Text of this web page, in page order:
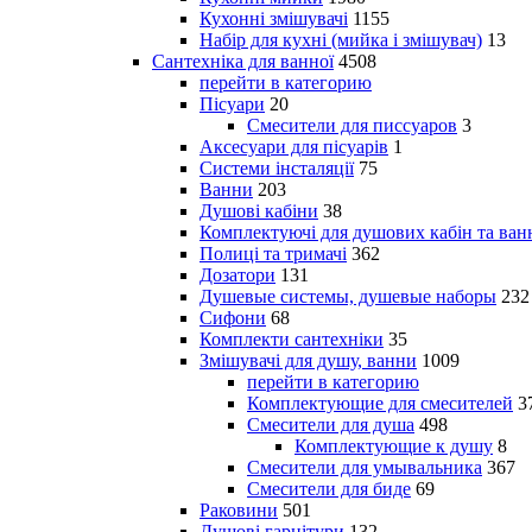
Кухонні змішувачі 1155
Набір для кухні (мийка і змішувач) 13
Сантехніка для ванної 4508
перейти в категорию
Пісуари 20
Смесители для писсуаров 3
Аксесуари для пісуарів 1
Системи інсталяції 75
Ванни 203
Душові кабіни 38
Комплектуючі для душових кабін та
Полиці та тримачі 362
Дозатори 131
Душевые системы, душевые наборы 232
Сифони 68
Комплекти сантехніки 35
Змішувачі для душу, ванни 1009
перейти в категорию
Комплектующие для смесителей
Смесители для душа 498
Комплектующие к душу 8
Смесители для умывальника 367
Смесители для биде 69
Раковини 501